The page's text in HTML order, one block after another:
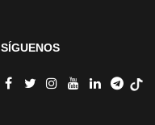
SÍGUENOS